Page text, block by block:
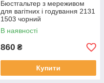
Бюстгальтер з мереживом
для вагітних і годування 2131
1503 чорний
В наявності
860 ₴
Купити